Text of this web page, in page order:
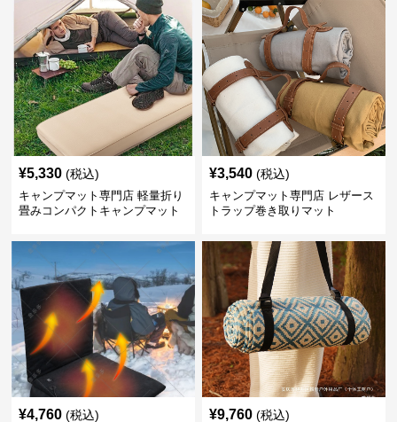
¥5,330 (税込)
キャンプマット専門店 軽量折り
畳みコンパクトキャンプマット
¥3,540 (税込)
キャンプマット専門店 レザース
トラップ巻き取りマット
¥4,760 (税込) ¥9,760 (税込)